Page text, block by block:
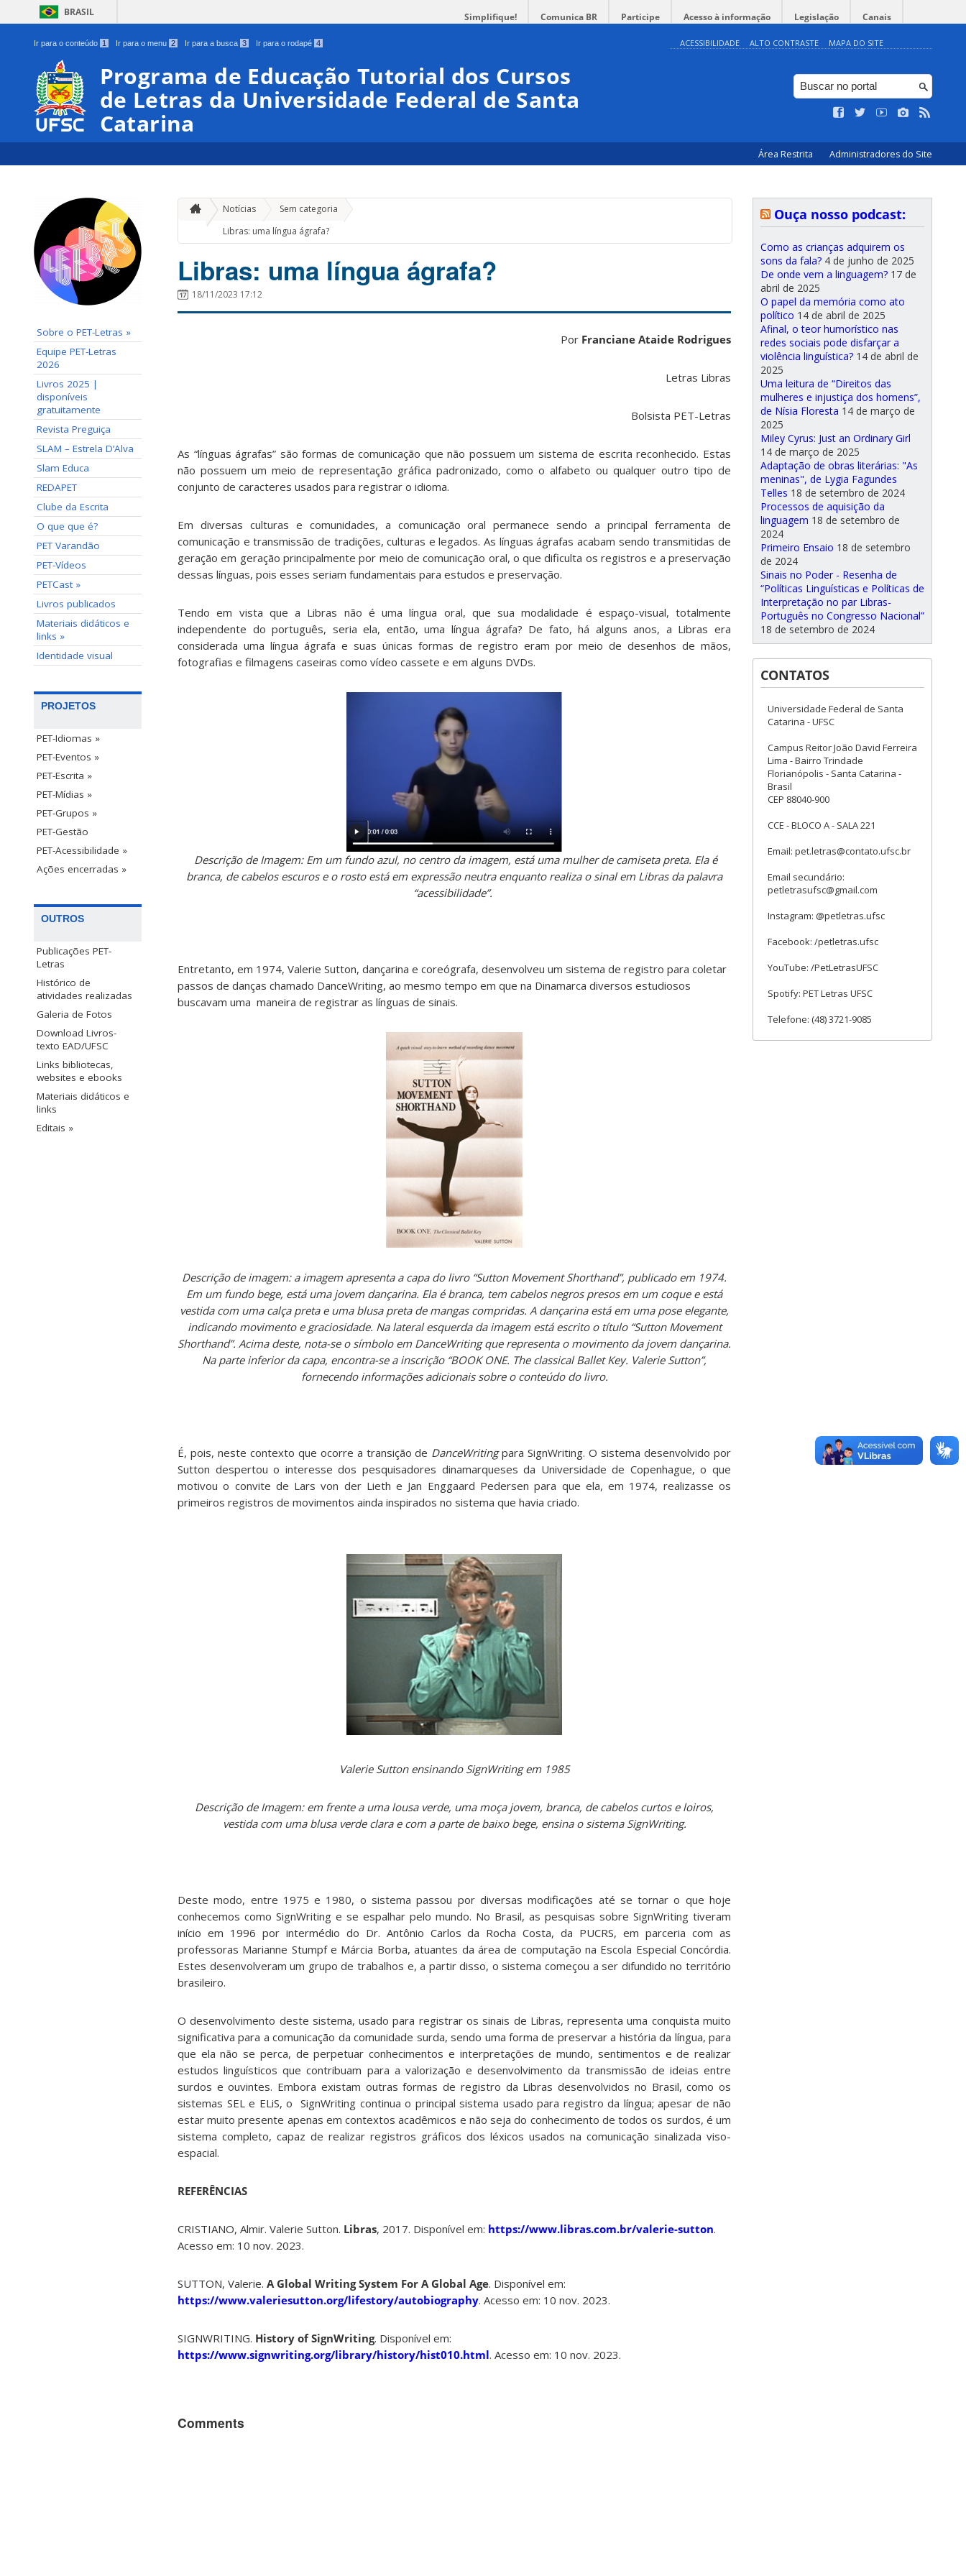
BRASIL Simplifique! Comunica BR Participe Acesso à informação Legislação Canais
Ir para o conteúdo 1 Ir para o menu 2 Ir para a busca 3 Ir para o rodapé 4 ACESSIBILIDADE ALTO CONTRASTE MAPA DO SITE
Programa de Educação Tutorial dos Cursos
de Letras da Universidade Federal de Santa
Catarina
Área Restrita Administradores do Site
Sobre o PET-Letras »
Equipe PET-Letras
2026
Livros 2025 |
disponíveis
gratuitamente
Revista Preguiça
SLAM – Estrela D’Alva
Slam Educa
REDAPET
Clube da Escrita
O que que é?
PET Varandão
PET-Vídeos
PETCast »
Livros publicados
Materiais didáticos e
links »
Identidade visual
PROJETOS
PET-Idiomas »
PET-Eventos »
PET-Escrita »
PET-Mídias »
PET-Grupos »
PET-Gestão
PET-Acessibilidade »
Ações encerradas »
OUTROS
Publicações PET-
Letras
Histórico de
atividades realizadas
Galeria de Fotos
Download Livros-
texto EAD/UFSC
Links bibliotecas,
websites e ebooks
Materiais didáticos e
links
Editais »
Notícias Sem categoria »
Libras: uma língua ágrafa?
Libras: uma língua ágrafa?
18/11/2023 17:12
Por Franciane Ataide Rodrigues
Letras Libras
Bolsista PET-Letras
As “línguas ágrafas” são formas de comunicação que não possuem um sistema de escrita reconhecido. Estas
não possuem um meio de representação gráfica padronizado, como o alfabeto ou qualquer outro tipo de
conjunto de caracteres usados para registrar o idioma.
Em diversas culturas e comunidades, a comunicação oral permanece sendo a principal ferramenta de
comunicação e transmissão de tradições, culturas e legados. As línguas ágrafas acabam sendo transmitidas de
geração em geração principalmente por meio de comunicação oral, o que dificulta os registros e a preservação
dessas línguas, pois esses seriam fundamentais para estudos e preservação.
Tendo em vista que a Libras não é uma língua oral, que sua modalidade é espaço-visual, totalmente
independente do português, seria ela, então, uma língua ágrafa? De fato, há alguns anos, a Libras era
considerada uma língua ágrafa e suas únicas formas de registro eram por meio de desenhos de mãos,
fotografias e filmagens caseiras como vídeo cassete e em alguns DVDs.
Descrição de Imagem: Em um fundo azul, no centro da imagem, está uma mulher de camiseta preta. Ela é
branca, de cabelos escuros e o rosto está em expressão neutra enquanto realiza o sinal em Libras da palavra
“acessibilidade”.
Entretanto, em 1974, Valerie Sutton, dançarina e coreógrafa, desenvolveu um sistema de registro para coletar
passos de danças chamado DanceWriting, ao mesmo tempo em que na Dinamarca diversos estudiosos
buscavam uma maneira de registrar as línguas de sinais.
Descrição de imagem: a imagem apresenta a capa do livro “Sutton Movement Shorthand”, publicado em 1974.
Em um fundo bege, está uma jovem dançarina. Ela é branca, tem cabelos negros presos em um coque e está
vestida com uma calça preta e uma blusa preta de mangas compridas. A dançarina está em uma pose elegante,
indicando movimento e graciosidade. Na lateral esquerda da imagem está escrito o título “Sutton Movement
Shorthand”. Acima deste, nota-se o símbolo em DanceWriting que representa o movimento da jovem dançarina.
Na parte inferior da capa, encontra-se a inscrição “BOOK ONE. The classical Ballet Key. Valerie Sutton”,
fornecendo informações adicionais sobre o conteúdo do livro.
É, pois, neste contexto que ocorre a transição de DanceWritingpara SignWriting. O sistema desenvolvido por
Sutton despertou o interesse dos pesquisadores dinamarqueses da Universidade de Copenhague, o que
motivou o convite de Lars von der Lieth e Jan Enggaard Pedersen para que ela, em 1974, realizasse os
primeiros registros de movimentos ainda inspirados no sistema que havia criado.
Valerie Sutton ensinando SignWriting em 1985
Descrição de Imagem: em frente a uma lousa verde, uma moça jovem, branca, de cabelos curtos e loiros,
vestida com uma blusa verde clara e com a parte de baixo bege, ensina o sistema SignWriting.
Deste modo, entre 1975 e 1980, o sistema passou por diversas modificações até se tornar o que hoje
conhecemos como SignWriting e se espalhar pelo mundo. No Brasil, as pesquisas sobre SignWriting tiveram
início em 1996 por intermédio do Dr. Antônio Carlos da Rocha Costa, da PUCRS, em parceria com as
professoras Marianne Stumpf e Márcia Borba, atuantes da área de computação na Escola Especial Concórdia.
Estes desenvolveram um grupo de trabalhos e, a partir disso, o sistema começou a ser difundido no território
brasileiro.
O desenvolvimento deste sistema, usado para registrar os sinais de Libras, representa uma conquista muito
significativa para a comunicação da comunidade surda, sendo uma forma de preservar a história da língua, para
que ela não se perca, de perpetuar conhecimentos e interpretações de mundo, sentimentos e de realizar
estudos linguísticos que contribuam para a valorização e desenvolvimento da transmissão de ideias entre
surdos e ouvintes. Embora existam outras formas de registro da Libras desenvolvidos no Brasil, como os
sistemas SEL e ELiS, o SignWriting continua o principal sistema usado para registro da língua; apesar de não
estar muito presente apenas em contextos acadêmicos e não seja do conhecimento de todos os surdos, é um
sistema completo, capaz de realizar registros gráficos dos léxicos usados na comunicação sinalizada viso-
espacial.
REFERÊNCIAS
CRISTIANO, Almir. Valerie Sutton. Libras, 2017. Disponível em: https://www.libras.com.br/valerie-sutton.
Acesso em: 10 nov. 2023.
SUTTON, Valerie. A Global Writing System For A Global Age. Disponível em:
https://www.valeriesutton.org/lifestory/autobiography. Acesso em: 10 nov. 2023.
SIGNWRITING. History of SignWriting. Disponível em:
https://www.signwriting.org/library/history/hist010.html. Acesso em: 10 nov. 2023.
Comments
Ouça nosso podcast:
Como as crianças adquirem os
sons da fala? 4 de junho de 2025
De onde vem a linguagem? 17 de
abril de 2025
O papel da memória como ato
político 14 de abril de 2025
Afinal, o teor humorístico nas
redes sociais pode disfarçar a
violência linguística? 14 de abril de
2025
Uma leitura de “Direitos das
mulheres e injustiça dos homens”,
de Nísia Floresta 14 de março de
2025
Miley Cyrus: Just an Ordinary Girl
14 de março de 2025
Adaptação de obras literárias: "As
meninas", de Lygia Fagundes
Telles 18 de setembro de 2024
Processos de aquisição da
linguagem 18 de setembro de
2024
Primeiro Ensaio 18 de setembro
de 2024
Sinais no Poder - Resenha de
“Políticas Linguísticas e Políticas de
Interpretação no par Libras-
Português no Congresso Nacional”
18 de setembro de 2024
CONTATOS
Universidade Federal de Santa
Catarina - UFSC
Campus Reitor João David Ferreira
Lima - Bairro Trindade
Florianópolis - Santa Catarina -
Brasil
CEP 88040-900
CCE - BLOCO A - SALA 221
Email: pet.letras@contato.ufsc.br
Email secundário:
petletrasufsc@gmail.com
Instagram: @petletras.ufsc
Facebook: /petletras.ufsc
YouTube: /PetLetrasUFSC
Spotify: PET Letras UFSC
Telefone: (48) 3721-9085